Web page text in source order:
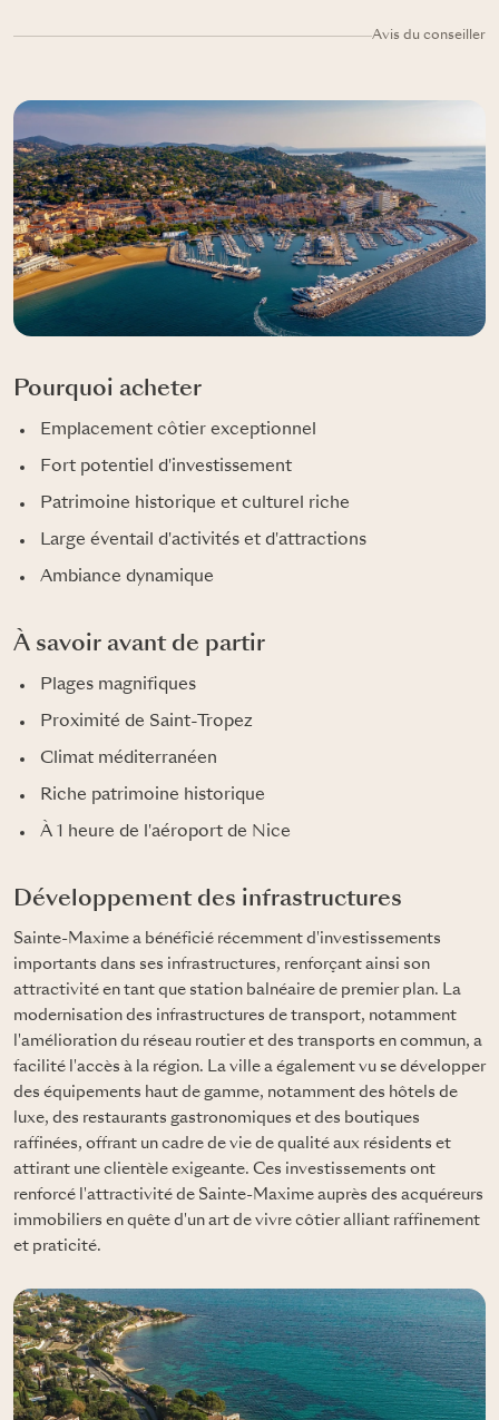
Avis du conseiller
Pourquoi acheter
Emplacement côtier exceptionnel
Fort potentiel d'investissement
Patrimoine historique et culturel riche
Large éventail d'activités et d'attractions
Ambiance dynamique
À savoir avant de partir
Plages magnifiques
Proximité de Saint-Tropez
Climat méditerranéen
Riche patrimoine historique
À 1 heure de l'aéroport de Nice
Développement des infrastructures
Sainte-Maxime a bénéficié récemment d'investissements
importants dans ses infrastructures, renforçant ainsi son
attractivité en tant que station balnéaire de premier plan. La
modernisation des infrastructures de transport, notamment
l'amélioration du réseau routier et des transports en commun, a
facilité l'accès à la région. La ville a également vu se développer
des équipements haut de gamme, notamment des hôtels de
luxe, des restaurants gastronomiques et des boutiques
raffinées, offrant un cadre de vie de qualité aux résidents et
attirant une clientèle exigeante. Ces investissements ont
renforcé l'attractivité de Sainte-Maxime auprès des acquéreurs
immobiliers en quête d'un art de vivre côtier alliant raffinement
et praticité.